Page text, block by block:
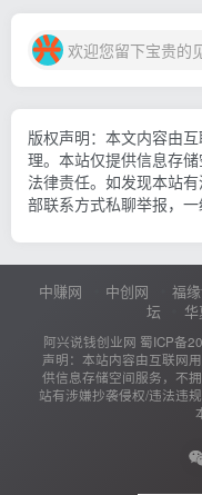
欢迎您留下宝贵的
版权声明：本文内容由
理。本站仅提供信息存
法律责任。如发现本站
部联系方式私聊举报，一
中赚网 中创网 福
坛
华
阿兴说钱创业网 蜀ICP备
声明：本站内容由互联网
供信息存储空间服务，不
站有涉嫌抄袭侵权/违法违